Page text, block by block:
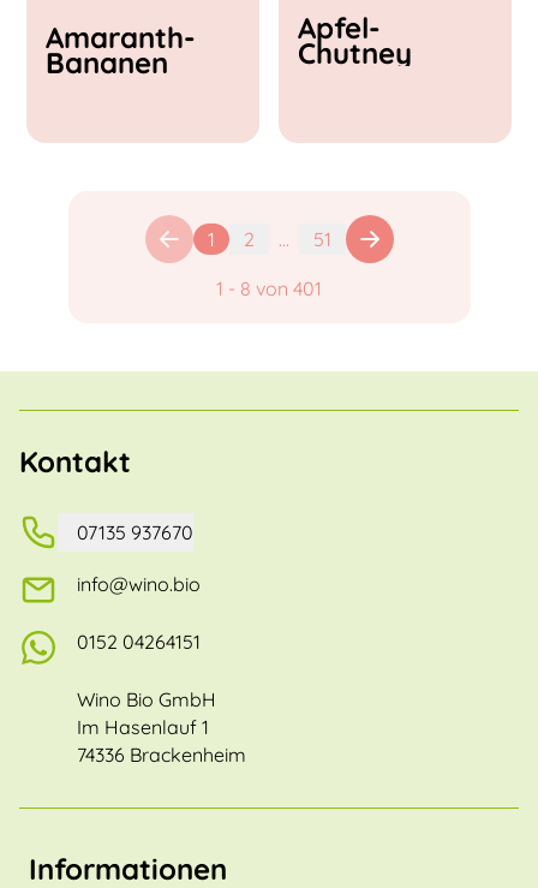
Amaranth-
Bananen
Apfel-
Chutney
1 2 ... 51
1 - 8 von 401
Kontakt
07135 937670
info@wino.bio
0152 04264151
Wino Bio GmbH
Im Hasenlauf 1
74336 Brackenheim
Informationen